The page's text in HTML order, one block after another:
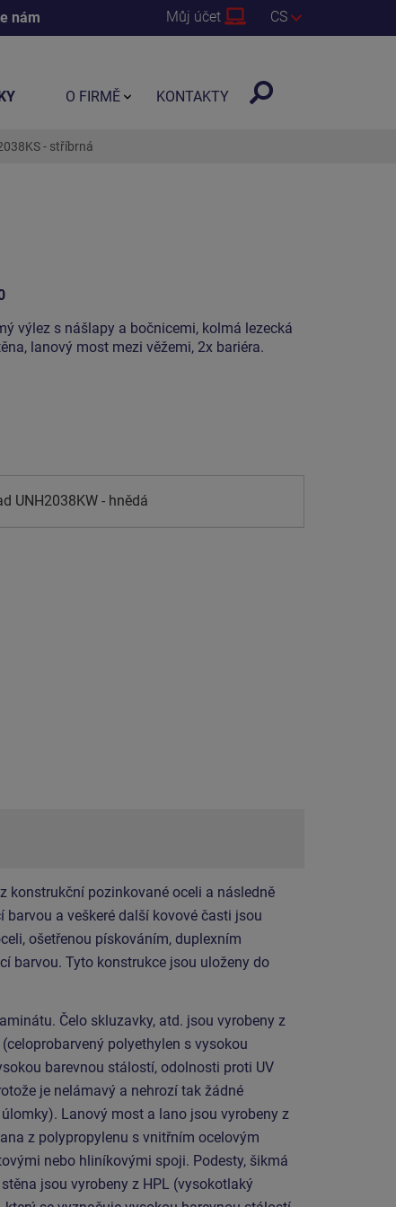
nám Můj účet CS
- stříbrná
výlez s nášlapy a bočnicemi, kolmá lezecká
lanový most mezi věžemi, 2x bariéra.
UNH2038KW - hnědá
konstrukční pozinkované oceli a následně
a veškeré další kovové časti jsou
ošetřenou pískováním, duplexním
barvou. Tyto konstrukce jsou uloženy do
Čelo skluzavky, atd. jsou vyrobeny z
polyethylen s vysokou
barevnou stálostí, odolnosti proti UV
je nelámavý a nehrozí tak žádné
Lanový most a lano jsou vyrobeny z
z polypropylenu s vnitřním ocelovým
nebo hliníkovými spoji. Podesty, šikmá
jsou vyrobeny z HPL (vysokotlaký
O FIRMĚ KONTAKTY